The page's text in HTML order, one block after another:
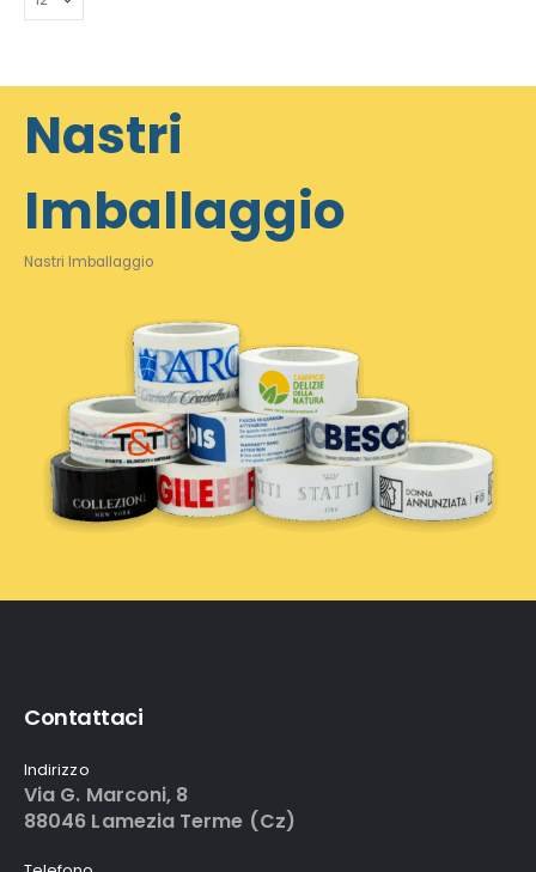
Nastri
Imballaggio
Nastri Imballaggio
Contattaci
Indirizzo
Via G. Marconi, 8
88046 Lamezia Terme (Cz)